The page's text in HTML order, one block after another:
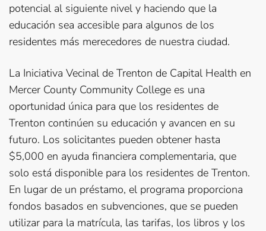
potencial al siguiente nivel y haciendo que la
educación sea accesible para algunos de los
residentes más merecedores de nuestra ciudad.
La Iniciativa Vecinal de Trenton de Capital Health en
Mercer County Community College es una
oportunidad única para que los residentes de
Trenton continúen su educación y avancen en su
futuro. Los solicitantes pueden obtener hasta
$5,000 en ayuda financiera complementaria, que
solo está disponible para los residentes de Trenton.
En lugar de un préstamo, el programa proporciona
fondos basados en subvenciones, que se pueden
utilizar para la matrícula, las tarifas, los libros y los